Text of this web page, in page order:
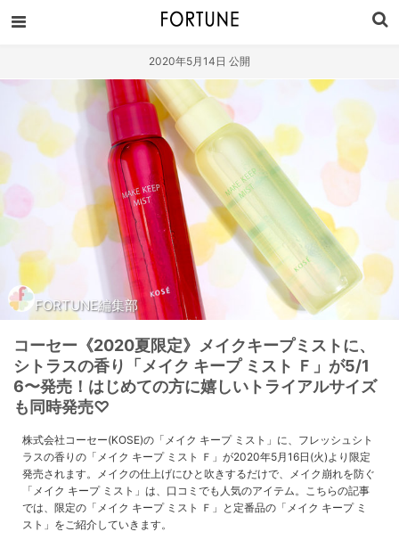
2020年5月14日 公開
FORTUNE編集部
コーセー《2020夏限定》メイクキープミストに、
シトラスの香り「メイク キープ ミスト Ｆ」が5/1
6〜発売！はじめての方に嬉しいトライアルサイズ
も同時発売♡
株式会社コーセー(KOSE)の「メイク キープ ミスト」に、フレッシュシト
ラスの香りの「メイク キープ ミスト Ｆ」が2020年5月16日(火)より限定
発売されます。メイクの仕上げにひと吹きするだけで、メイク崩れを防ぐ
「メイク キープ ミスト」は、口コミでも人気のアイテム。こちらの記事
では、限定の「メイク キープ ミスト Ｆ」と定番品の「メイク キープ ミ
スト」をご紹介していきます。